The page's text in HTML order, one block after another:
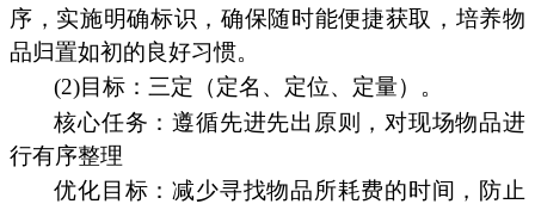
序，实施明确标识，确保随时能便捷获取，培养物
品归置如初的良好习惯。
(2)目标：三定（定名、定位、定量）。
核心任务：遵循先进先出原则，对现场物品进
行有序整理
优化目标：减少寻找物品所耗费的时间，防止